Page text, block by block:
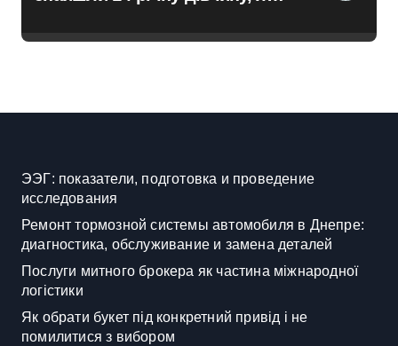
конфлікту
ЭЭГ: показатели, подготовка и проведение
исследования
Ремонт тормозной системы автомобиля в Днепре:
диагностика, обслуживание и замена деталей
Послуги митного брокера як частина міжнародної
логістики
Як обрати букет під конкретний привід і не
помилитися з вибором